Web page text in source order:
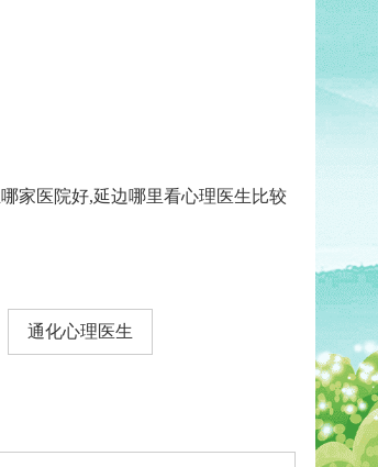
家医院好,延边哪里看心理医生比较
通化心理医生